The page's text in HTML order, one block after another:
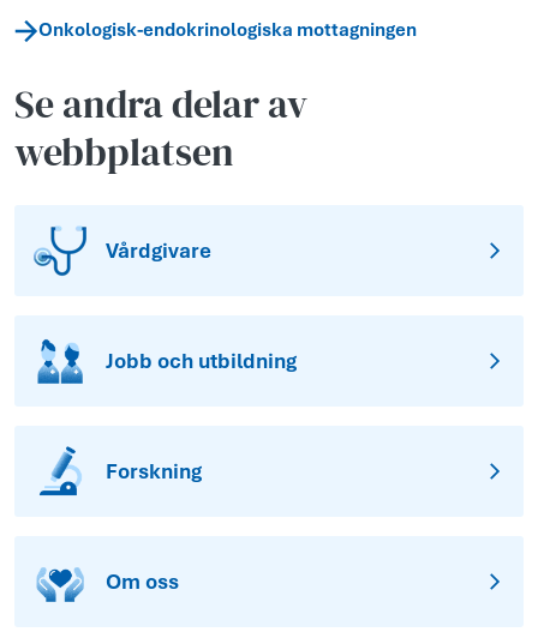
Onkologisk-endokrinologiska mottagningen
Se andra delar av
webbplatsen
Vårdgivare
Jobb och utbildning
Forskning
Om oss